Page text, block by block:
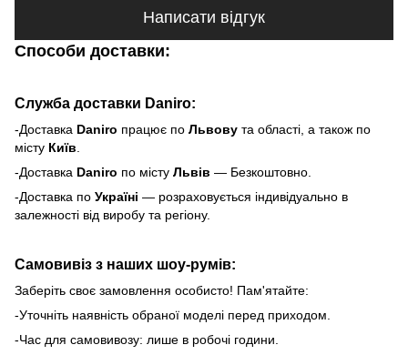
Написати відгук
Способи доставки:
Служба доставки Daniro:
-Доставка Daniro працює по Львову та області, а також по
місту Київ
-Доставка Daniro по місту Львів — Безкоштовно.
-Доставка по Україні — розраховується індивідуально в
залежності від виробу та регіону.
Самовивіз з наших шоу-румів:
Заберіть своє замовлення особисто! Пам'ятайте:
-Уточніть наявність обраної моделі перед приходом.
-Час для самовивозу: лише в робочі години.